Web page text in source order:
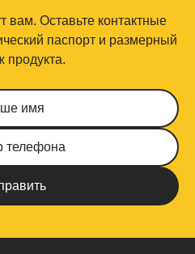
вам. Оставьте контактные
паспорт и размерный
продукта.